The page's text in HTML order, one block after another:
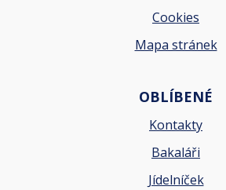
Cookies
Mapa stránek
OBLÍBENÉ
Kontakty
Bakaláři
Jídelníček